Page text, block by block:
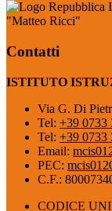
"Matteo Ricci"
Contatti
ISTITUTO
Via G. Di
Tel: +39 0733
Tel: +39 0733
Email:
PEC:
C.F.:
CODICE